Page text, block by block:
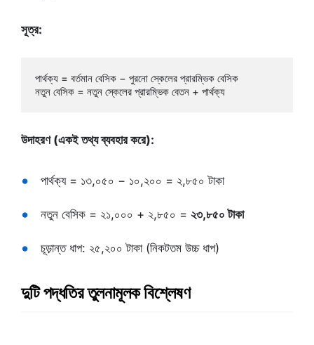
সূত্র:
পার্থক্য = বর্তমান বেসিক − পুরনো স্কেলের প্রারম্ভিক বেসিক
উদাহরণ (একই তথ্য ব্যবহার করে):
পার্থক্য = ১৩,০৫০ − ১০,২০০ = ২,৮৫০ টাকা
নতুন বেসিক = ২১,০০০ + ২,৮৫০ = ২৩,৮৫০ টাকা
চূড়ান্ত ধাপ: ২৫,২০০ টাকা (নিকটতম উচ্চ ধাপ)
দুটি পদ্ধতির তুলনামূলক বিশ্লেষণ